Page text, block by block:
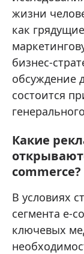
жизни
как
бизнес-
обсуждение
состоится
Какие
commerce?
В условиях
сегмента e-
ключевых